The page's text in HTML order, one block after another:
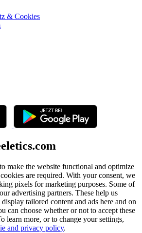
& Cookies
make the website functional and optimize
are required. With your consent, we
pixels for marketing purposes. Some of
advertising partners. These help us
tailored content and ads here and on
can choose whether or not to accept these
learn more, or to change your settings,
and privacy policy.